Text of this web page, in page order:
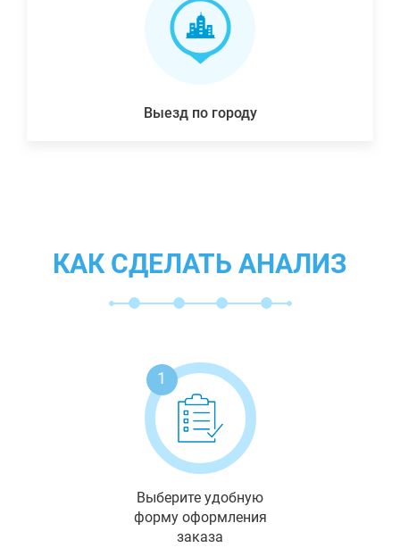
Выезд по городу
КАК СДЕЛАТЬ АНАЛИЗ
1
Выберите удобную
форму оформления
заказа